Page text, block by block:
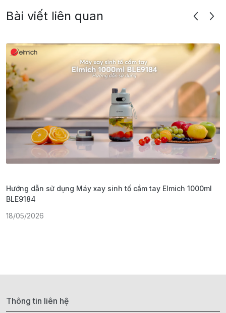
Bài viết liên quan
Hướng dẫn sử dụng Máy xay sinh tố cầm tay Elmich 1000ml
BLE9184
18/05/2026
Thông tin liên hệ